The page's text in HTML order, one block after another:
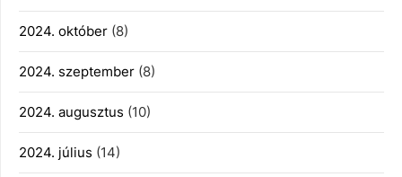
2024. október (8)
2024. szeptember (8)
2024. augusztus (10)
2024. július (14)